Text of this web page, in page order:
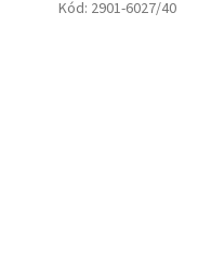
Kód: 2901-6027/40